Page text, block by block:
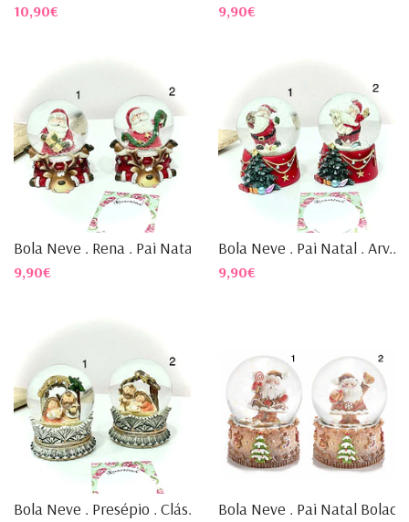
10,90€ 9,90€
Bola Neve . Rena . Pai Natal
9,90€
Bola Neve . Pai Natal . Arv...
9,90€
Bola Neve . Presépio . Clás... Bola Neve . Pai Natal Bolac...